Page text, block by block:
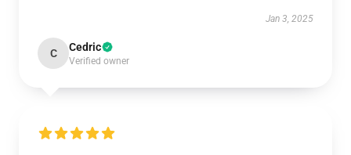
Jan 3, 2025
C Cedric
Verified owner